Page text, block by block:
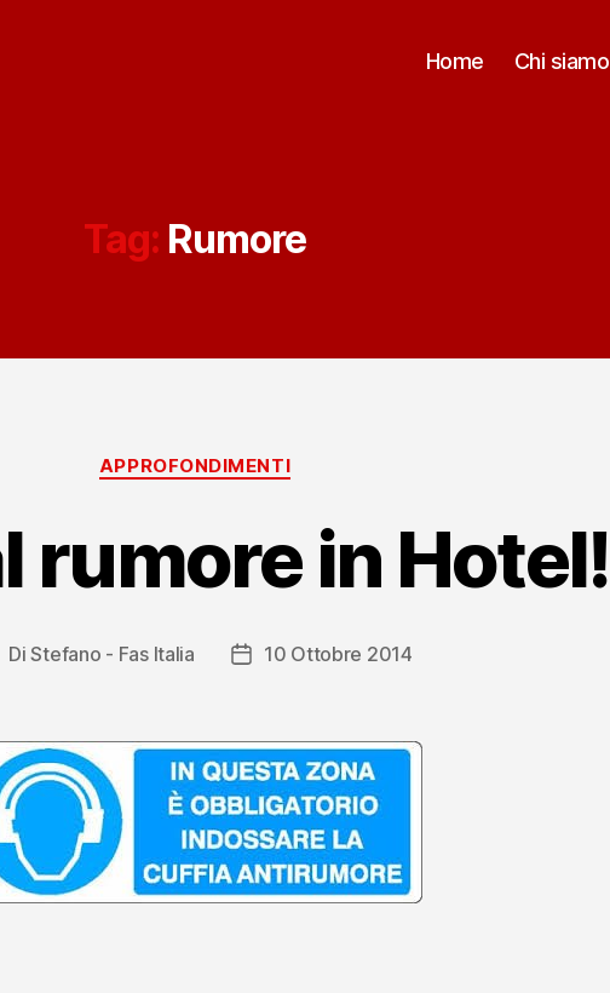
Home Chi siamo
Tag: Rumore
Categorie
APPROFONDIMENTI
rumore in Hotel!
DiStefano - Fas Italia
Data10 Ottobre 2014